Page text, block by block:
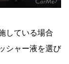
している場合
シャー液を選び